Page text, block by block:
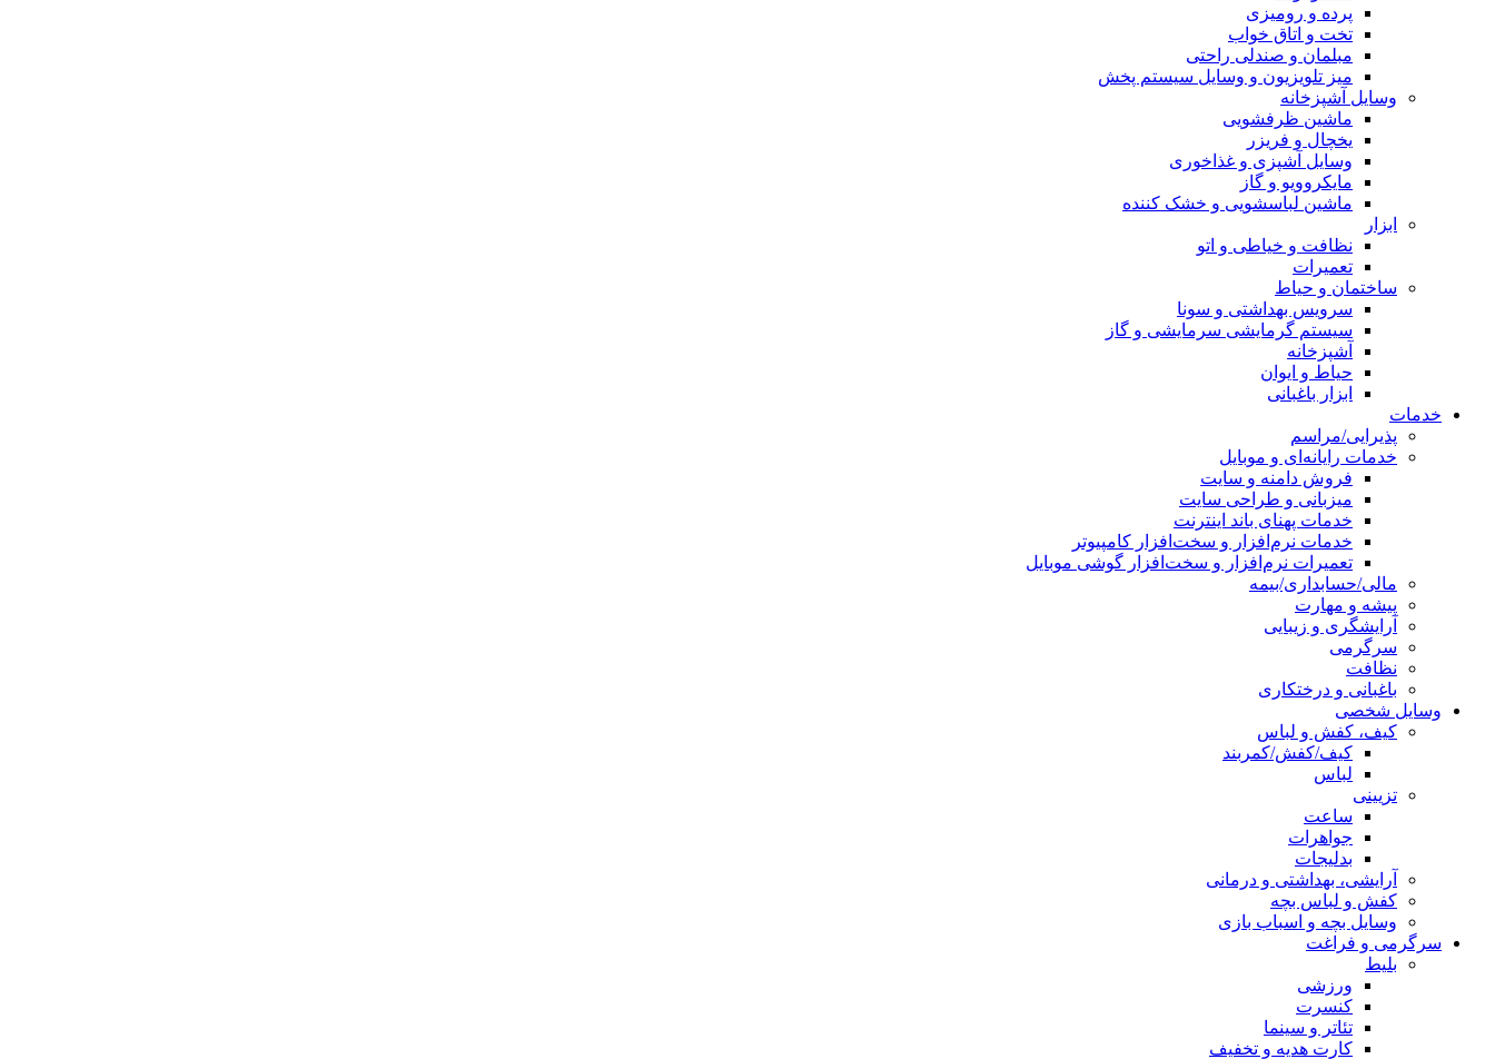
پرده و رومیزی
تخت و اتاق خواب
مبلمان و صندلی راحتی
میز تلویزیون و وسایل سیستم پخش
وسایل آشپزخانه
ماشین ظرفشویی
یخچال و فریزر
وسایل آشپزی و غذاخوری
مایکروویو و گاز
ماشین لباسشویی و خشک کننده
ابزار
نظافت و خیاطی و اتو
تعمیرات
ساختمان و حیاط
سرویس بهداشتی و سونا
سیستم گرمایشی سرمایشی و گاز
آشپزخانه
حیاط و ایوان
ابزار باغبانی
خدمات
پذیرایی/مراسم
خدمات رایانه‌ای و موبایل
فروش دامنه و سایت
میزبانی و طراحی سایت
خدمات پهنای باند اینترنت
خدمات نرم‌افزار و سخت‌افزار کامپیوتر
تعمیرات نرم‌افزار و سخت‌افزار گوشی موبایل
مالی/حسابداری/بیمه
پیشه و مهارت
آرایشگری و زیبایی
سرگرمی
نظافت
باغبانی و درختکاری
وسایل شخصی
کیف، کفش و لباس
کیف/کفش/کمربند
لباس
تزیینی
ساعت
جواهرات
بدلیجات
آرایشی، بهداشتی و درمانی
کفش و لباس بچه
وسایل بچه و اسباب بازی
سرگرمی و فراغت
بلیط
ورزشی
کنسرت
تئاتر و سینما
کارت هدیه و تخفیف